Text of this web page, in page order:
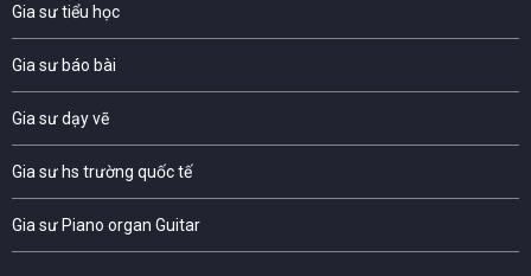
Gia sư tiểu học
Gia sư báo bài
Gia sư dạy vẽ
Gia sư hs trường quốc tế
Gia sư Piano organ Guitar